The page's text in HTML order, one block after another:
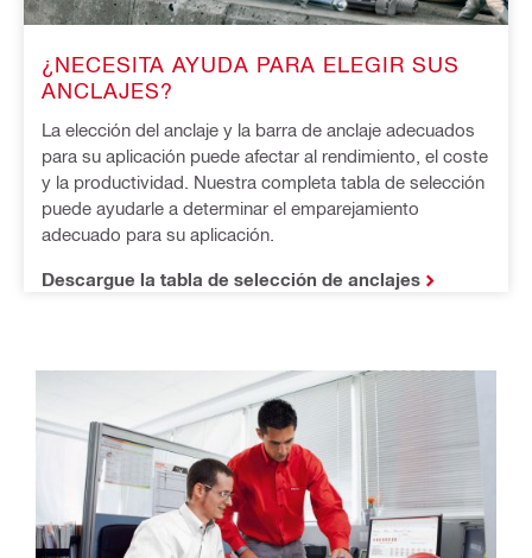
¿NECESITA AYUDA PARA ELEGIR SUS
ANCLAJES?
La elección del anclaje y la barra de anclaje adecuados
para su aplicación puede afectar al rendimiento, el coste
y la productividad. Nuestra completa tabla de selección
puede ayudarle a determinar el emparejamiento
adecuado para su aplicación.
Descargue la tabla de selección de anclajes